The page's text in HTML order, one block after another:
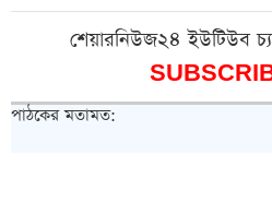
শেয়ারনিউজ২৪ ইউটিউব
পাঠকের মতামত: